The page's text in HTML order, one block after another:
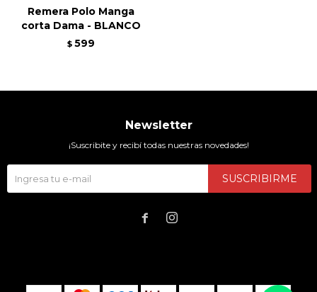
Remera Polo Manga
corta Dama - BLANCO
$ 599
Newsletter
¡Suscribite y recibí todas nuestras novedades!
SUSCRIBIRME
 